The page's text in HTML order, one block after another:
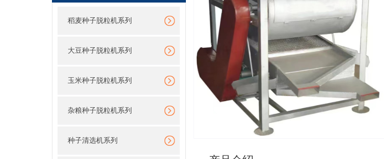
稻麦种子脱粒机系列
大豆种子脱粒机系列
玉米种子脱粒机系列
杂粮种子脱粒机系列
种子清选机系列